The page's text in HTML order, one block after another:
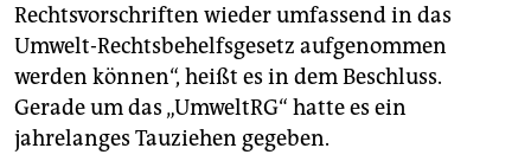
Rechtsvorschriften wieder umfassend in das
Umwelt-Rechtsbehelfsgesetz aufgenommen
werden können“, heißt es in dem Beschluss.
Gerade um das „UmweltRG“ hatte es ein
jahrelanges Tauziehen gegeben.